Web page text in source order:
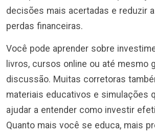
decisões mais acertadas e reduzir
perdas financeiras.
Você pode aprender sobre
livros, cursos online ou até mesmo
discussão. Muitas corretoras
materiais educativos e simulações
ajudar a entender como investir
Quanto mais você se educa, mais